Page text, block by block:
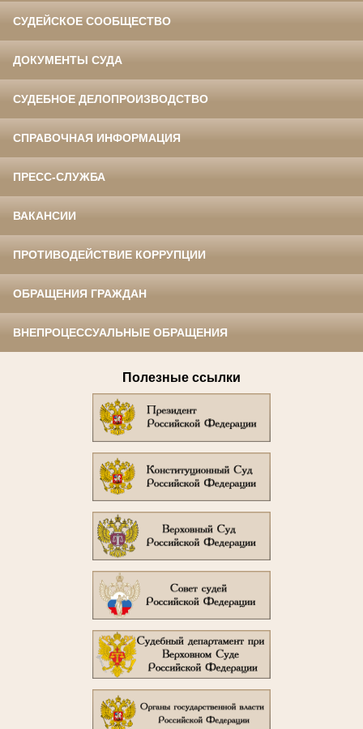
СУДЕЙСКОЕ СООБЩЕСТВО
ДОКУМЕНТЫ СУДА
СУДЕБНОЕ ДЕЛОПРОИЗВОДСТВО
СПРАВОЧНАЯ ИНФОРМАЦИЯ
ПРЕСС-СЛУЖБА
ВАКАНСИИ
ПРОТИВОДЕЙСТВИЕ КОРРУПЦИИ
ОБРАЩЕНИЯ ГРАЖДАН
ВНЕПРОЦЕССУАЛЬНЫЕ ОБРАЩЕНИЯ
Полезные ссылки